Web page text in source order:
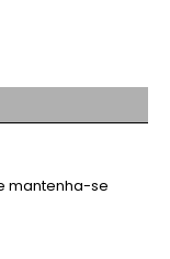
mantenha-se